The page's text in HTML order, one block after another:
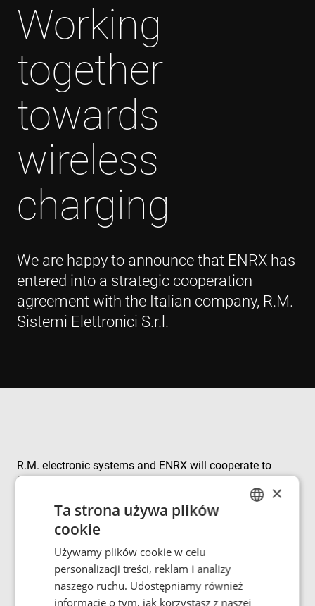
Working
together
towards
wireless
charging
We are happy to announce that ENRX has
entered into a strategic cooperation
agreement with the Italian company, R.M.
Sistemi Elettronici S.r.l.
R.M. electronic systems and ENRX will cooperate to
finish the design and industrialisation of the new 3 kW
light industrial charging system that ENRX plans to
launch in Q1/2025 - a move that aligns perfectly with
our mutual goal of driving innovation in wireless
and resources, we aim to accelerate transformation
projects within the logistics sector.
FRENCH
PORTUGESE
×
Ta strona używa plików
cookie
Używamy plików cookie w celu
personalizacji treści, reklam i analizy
naszego ruchu. Udostępniamy również
informacje o tym, jak korzystasz z naszej